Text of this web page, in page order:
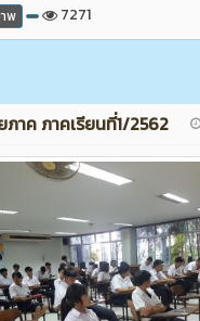
พ 7271
าค ภาคเรียนที่1/2562